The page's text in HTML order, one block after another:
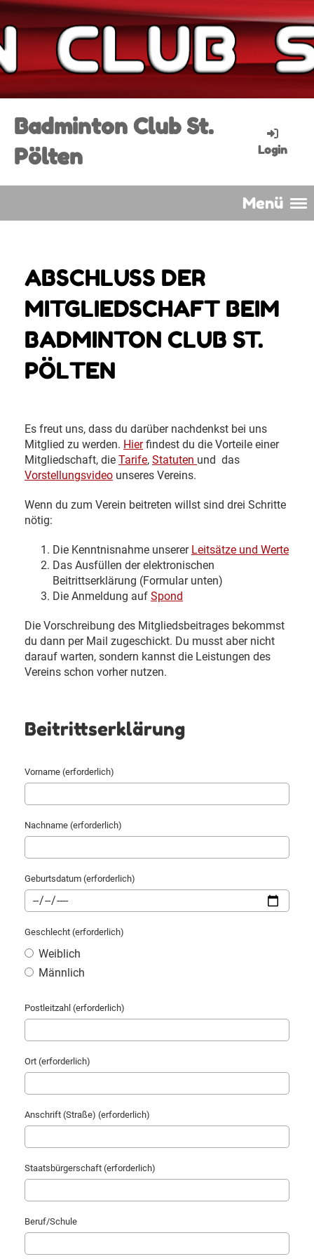
Badminton Club St.
Pölten
Login
Menü
ABSCHLUSS DER
MITGLIEDSCHAFT BEIM
BADMINTON CLUB ST.
PÖLTEN
Es freut uns, dass du darüber nachdenkst bei uns
Mitglied zu werden. Hierfindest du die Vorteile einer
Mitgliedschaft, die Tarife, Statuten und das
Vorstellungsvideo unseres Vereins.
Wenn du zum Verein beitreten willst sind drei Schritte
nötig:
Die Kenntnisnahme unserer Leitsätze und Werte
Das Ausfüllen der elektronischen
Beitrittserklärung (Formular unten)
Die Anmeldung auf Spond
Die Vorschreibung des Mitgliedsbeitrages bekommst
du dann per Mail zugeschickt. Du musst aber nicht
darauf warten, sondern kannst die Leistungen des
Vereins schon vorher nutzen.
Beitrittserklärung
Vorname (erforderlich)
Nachname (erforderlich)
Geburtsdatum (erforderlich)
Geschlecht (erforderlich)
Weiblich
Männlich
Postleitzahl (erforderlich)
Ort (erforderlich)
Anschrift (Straße) (erforderlich)
Staatsbürgerschaft (erforderlich)
Beruf/Schule